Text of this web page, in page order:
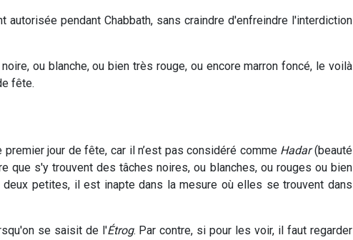
autorisée pendant Chabbath, sans craindre d'enfreindre l'interdiction
ou blanche, ou bien très rouge, ou encore marron foncé, le voilà
fête.
jour de fête, car il n’est pas considéré comme Hadar(beauté
que s'y trouvent des tâches noires, ou blanches, ou rouges ou bien
deux petites, il est inapte dans la mesure où elles se trouvent dans
se saisit de l'Étrog. Par contre, si pour les voir, il faut regarder